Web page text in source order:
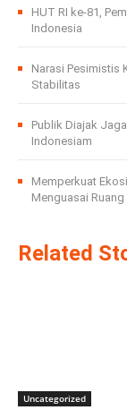
HUT RI ke-81,
Indonesia
Narasi Pesimistis
Stabilitas
Publik Diajak
Indonesiam
Memperkuat
Menguasai Ruang
Related
Uncategorized